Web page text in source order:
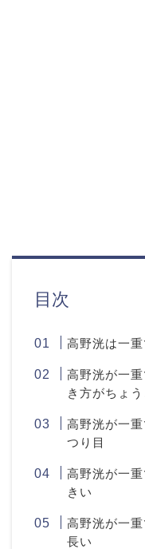
目次
高野洸は一
高野洸が一
き方がちょ
高野洸が一
つり目
高野洸が一
きい
高野洸が一
長い